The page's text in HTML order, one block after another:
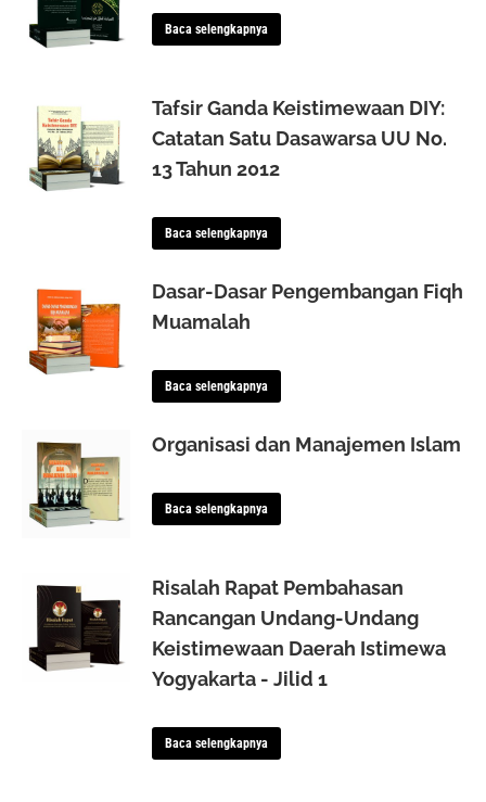
Baca selengkapnya
Tafsir Ganda Keistimewaan DIY:
Catatan Satu Dasawarsa UU No.
13 Tahun 2012
Baca selengkapnya
Dasar-Dasar Pengembangan Fiqh
Muamalah
Baca selengkapnya
Organisasi dan Manajemen Islam
Baca selengkapnya
Risalah Rapat Pembahasan
Rancangan Undang-Undang
Keistimewaan Daerah Istimewa
Yogyakarta - Jilid 1
Baca selengkapnya